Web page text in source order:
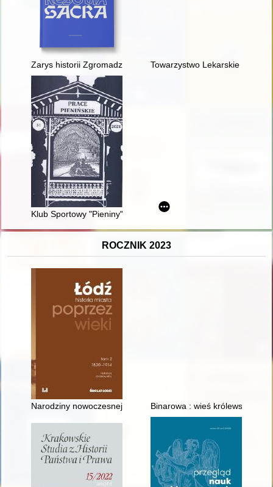
Zarys historii Zgromadzenia Sióstr Matki Bożej z La Salette
Towarzystwo Lekarskie
Klub Sportowy "Pieniny" świętował swoje 90. lecie
ROCZNIK 2023
Narodziny nowoczesnej społecznościBinarowa : wieś królewska :